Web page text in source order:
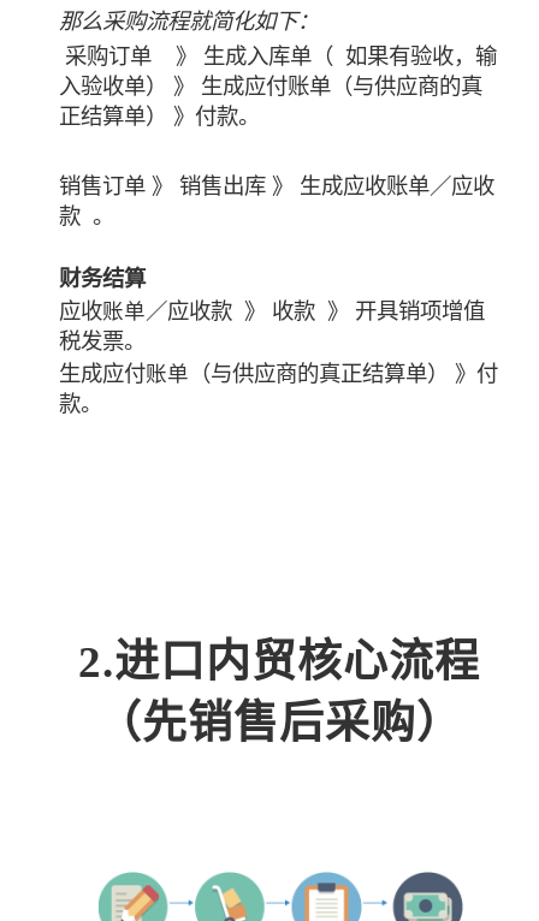
那么采购流程就简化如下：
采购订单 》 生成入库单（ 如果有验收，输
入验收单） 》 生成应付账单（与供应商的真
正结算单） 》付款。
销售订单 》 销售出库 》 生成应收账单／应收
款 。
财务结算
应收账单／应收款 》 收款 》 开具销项增值
税发票。
生成应付账单 （与供应商的真正结算单） 》付
款。
2.进口内贸核心流程
（先销售后采购）